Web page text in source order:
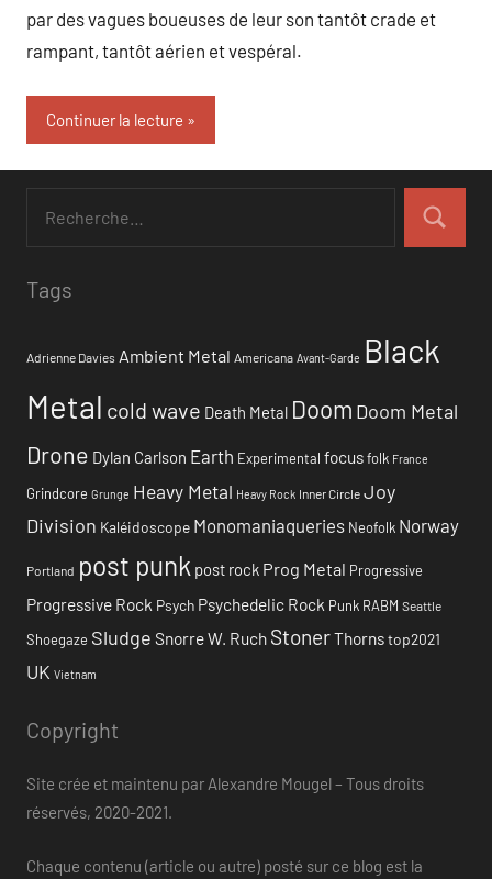
par des vagues boueuses de leur son tantôt crade et
rampant, tantôt aérien et vespéral.
Continuer la lecture
Tags
Adrienne Davies Ambient Metal Americana Avant-Garde Black
Metal cold wave Death Metal Doom Doom Metal
Drone Dylan Carlson Earth Experimental focusfolk France
Grindcore Grunge Heavy Metal Heavy Rock Inner Circle Joy
Division Kaléidoscope Monomaniaqueries Neofolk Norway
Portland post punk post rock Prog Metal Progressive
Progressive Rock Psych Psychedelic Rock Punk RABM Seattle
Shoegaze Sludge Snorre W. Ruch StonerThornstop2021
UK Vietnam
Copyright
Site crée et maintenu par Alexandre Mougel – Tous droits
réservés, 2020-2021.
Chaque contenu (article ou autre) posté sur ce blog est la